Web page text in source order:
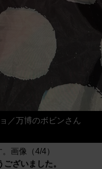
／万博のボビンさん
画像（4/4）
ざいました。